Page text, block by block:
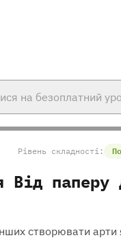
на безоплатний
Рівень складності:
Від паперу
створювати арти